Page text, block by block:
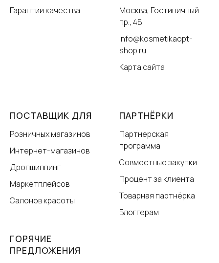
Гарантии качества
Москва, Гостиничный
пр., 4Б
info@kosmetikaopt-
shop.ru
Карта сайта
ПОСТАВЩИК ДЛЯ
Розничных магазинов
Интернет-магазинов
Дропшиппинг
Маркетплейсов
Салонов красоты
ПАРТНЁРКИ
Партнерская
программа
Совместные закупки
Процент за клиента
Товарная партнёрка
Блоггерам
ГОРЯЧИЕ
ПРЕДЛОЖЕНИЯ